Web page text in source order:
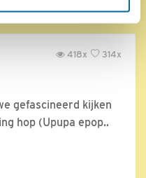
314x
418x
gefascineerd kijken
hop (Upupa epop..